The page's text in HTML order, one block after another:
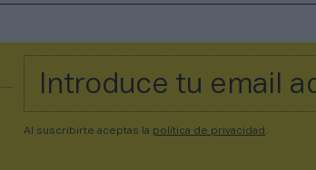
Al suscribirte aceptas la política de privacidad .